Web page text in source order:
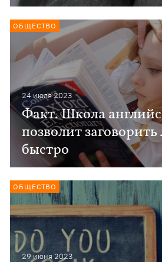
24 июля 2023
Факт. Школа
позволит заговорить
быстро
ОБЩЕСТВО
29 июня 2023
ОБЩЕСТВО